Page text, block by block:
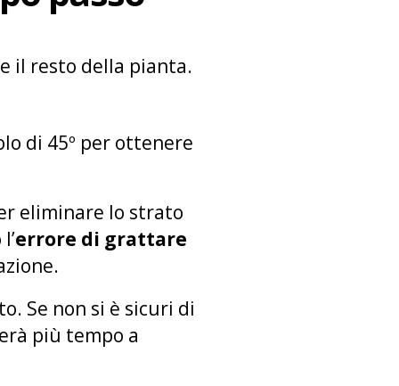
e il resto della pianta.
di 45º per ottenere
eliminare lo strato
errore di grattare
Se non si è sicuri di
più tempo a